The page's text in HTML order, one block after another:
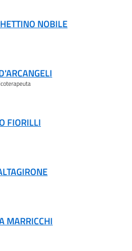
NOBILE
FIORILLI
MARRICCHI